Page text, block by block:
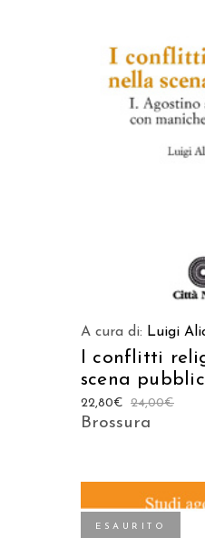
A cura di: Luigi
I conflitti
scena
24,00€
22,80€
Brossura
ESAURITO